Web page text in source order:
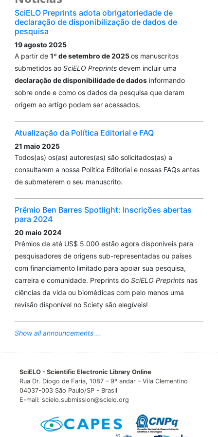
Natasha Uribe, Andrés Godoy-Cumillaf (2022)
Association between Sleep Quality and Physical
Activity in Physical Education Students in Chile in the
Pandemic Context: A Cross-Sectional Study.
Healthcare, 10(10), 1930.
10.3390/healthcare10101930
Simone Santos Oliveira, Lucia Rotenberg
Ergonomics Association (IEA 2021). Lecture Notes in
Networks and Systems, 219, 508.
10.1007/978-3-030-74602-5_71
Estresse ocupacional relacionado à pandemia de
COVID-19. REME-Revista Mineira de Enfermagem, 26, 1.
10.35699/2316-9389.2022.38796
Andréia De Conto Garbin, Eliana Aparecida da Silva
Pintor, Rosemeire Aparecida Scopinho, Maria Maeno
(2026)
Trabalhadoras da saúde na pandemia de Covid-19:
invisibilidade, sobrecarga e dilemas éticos.
Brasileira de Saúde Ocupacional, 51.
10.1590/2317-6369/28325pt2026v51edgt11
Cerqueira, Thiago da Silva Santana, Cleuma Sueli
Santos Suto, Eric Santos Almeida, Luana Santana Brito,
Elena Casado, Evanilda Souza de Santana Carvalho
Stigma experienced by men diagnosed with COVID-
SciELO Preprints adota obrigatoriedade de
declaração de disponibilização de dados de
pesquisa
19 agosto 2025
A partir de 1º de setembro de 2025os manuscritos
submetidos ao SciELO Preprints devem incluir uma
declaração de disponibilidade de dados informando
sobre onde e como os dados da pesquisa que deram
origem ao artigo podem ser acessados.
Atualização da Política Editorial e FAQ
21 maio 2025
Todos(as) os(as) autores(as) são solicitados(as) a
consultarem a nossa Política Editorial e nossas FAQs antes
de submeterem o seu manuscrito.
Prêmio Ben Barres Spotlight: Inscrições abertas
para 2024
20 maio 2024
Prêmios de até US$ 5.000 estão agora disponíveis para
pesquisadores de origens sub-representadas ou países
com financiamento limitado para apoiar sua pesquisa,
carreira e comunidade. Preprints do SciELO Preprints nas
ciências da vida ou biomédicas com pelo menos uma
revisão disponível no Sciety são elegíveis!
Show all announcements ...
SciELO - Scientific Electronic Library Online
Rua Dr. Diogo de Faria, 1087 – 9º andar – Vila Clementino
04037-003 São Paulo/SP - Brasil
E-mail: scielo.submission@scielo.org